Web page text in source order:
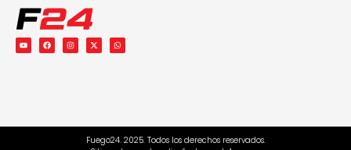
Fuego24. 2025. Todos los derechos reservados.